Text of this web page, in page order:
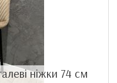
ніжки 74 см